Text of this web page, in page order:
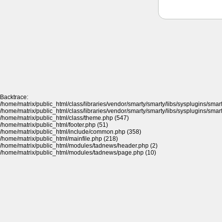
Backtrace:
/home/matrix/public_html/class/libraries/vendor/smarty/smarty/libs/sysplugins/
/home/matrix/public_html/class/libraries/vendor/smarty/smarty/libs/sysplugins/
/home/matrix/public_html/class/theme.php (547)
/home/matrix/public_html/footer.php (51)
/home/matrix/public_html/include/common.php (358)
/home/matrix/public_html/mainfile.php (218)
/home/matrix/public_html/modules/tadnews/header.php (2)
/home/matrix/public_html/modules/tadnews/page.php (10)